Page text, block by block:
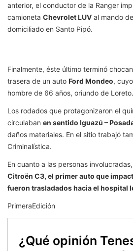
anterior, el conductor de la Ranger
camioneta Chevrolet LUV al mando
domiciliado en Santo Pipó.
Finalmente, éste último terminó
trasera de un auto Ford Mondeo,
hombre de 66 años, oriundo de Loreto.
Los rodados que protagonizaron el
circulaban en sentido Iguazú –
daños materiales. En el sitio trabajó
Criminalística.
En cuanto a las personas involucradas,
Citroën C3, el primer auto que
fueron trasladados hacia el hospital
PrimeraEdición
¿Qué opinión